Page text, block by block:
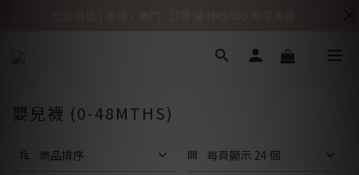
嬰兒襪 (0-48MTHS)
商品排序 每頁顯示 24 個